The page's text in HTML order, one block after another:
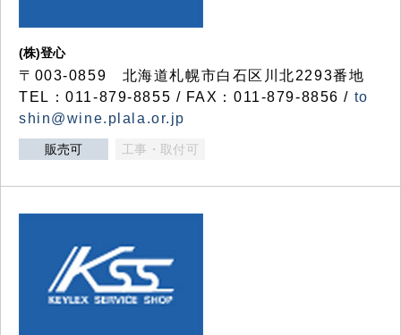
(株)登心
〒003-0859 北海道札幌市白石区川北2293番地
TEL：011-879-8855 / FAX：011-879-8856 / to
shin@wine.plala.or.jp
販売可 工事・取付可